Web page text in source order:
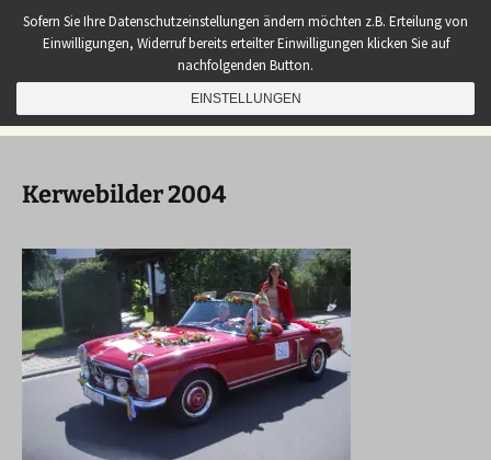
Zum
InhaltSembach Aktuell
Neues aus unserem Dorf
Menü
nach:
Kerwebilder 2004
Sofern Sie Ihre Datenschutzeinstellungen ändern möchten z.B. Erteilung von
Einwilligungen, Widerruf bereits erteilter Einwilligungen klicken Sie auf
nachfolgenden Button.
EINSTELLUNGEN